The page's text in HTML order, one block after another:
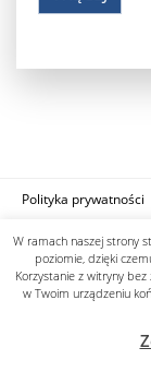
Polityka prywatności
W ramach naszej strony
poziomie, dzięki
Korzystanie z witryny
w Twoim urządzeniu